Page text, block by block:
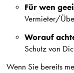
Für wen
Vermieter/
Worauf
Schutz von
Wenn Sie bereits